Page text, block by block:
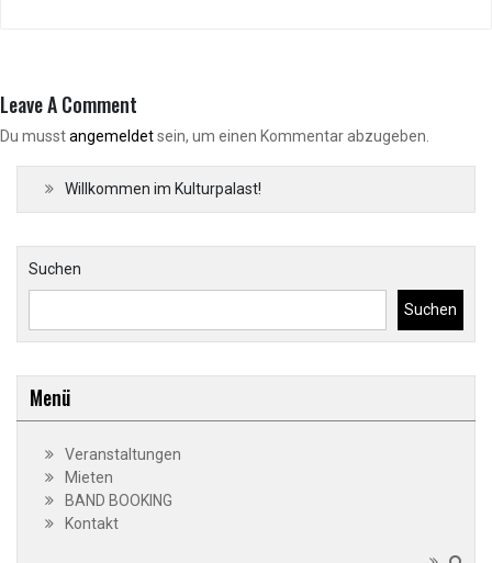
Leave A Comment
Du musstangemeldetsein, um einen Kommentar abzugeben.
Willkommen im Kulturpalast!
Suchen
Suchen
Menü
Veranstaltungen
Mieten
BAND BOOKING
Kontakt